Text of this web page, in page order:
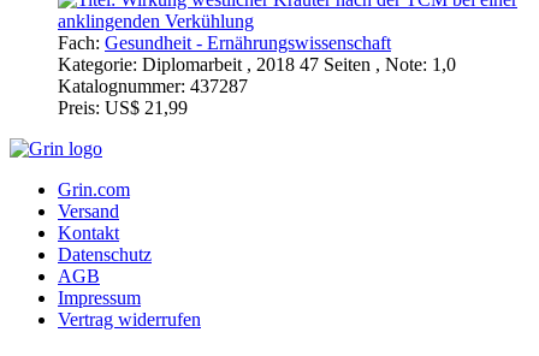
Fach:Gesundheit - Ernährungswissenschaft
Kategorie:Diplomarbeit , 2018 47 Seiten , Note: 1,0
Katalognummer:437287
Preis:US$ 21,99
Versand
Kontakt
Datenschutz
AGB
Impressum
Vertrag widerrufen